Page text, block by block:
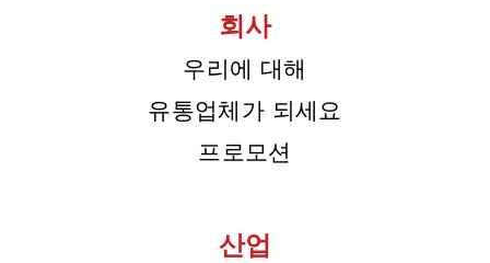
회사
우리에 대해
유통업체가 되세요
프로모션
산업